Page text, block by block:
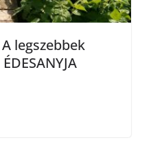
legszebbek